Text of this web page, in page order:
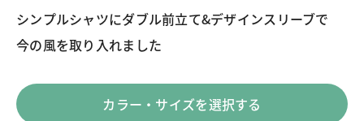
シンプルシャツにダブル前立て&デザインスリーブで
今の風を取り入れました
カラー・サイズを選択する
LINE X メール